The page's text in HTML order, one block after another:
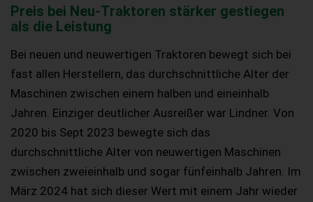
Preis bei Neu-Traktoren stärker gestiegen
als die Leistung
Bei neuen und neuwertigen Traktoren bewegt sich bei
fast allen Herstellern, das durchschnittliche Alter der
Maschinen zwischen einem halben und eineinhalb
Jahren. Einziger deutlicher Ausreißer war Lindner. Von
2020 bis Sept 2023 bewegte sich das
durchschnittliche Alter von neuwertigen Maschinen
zwischen zweieinhalb und sogar fünfeinhalb Jahren. Im
März 2024 hat sich dieser Wert mit einem Jahr wieder